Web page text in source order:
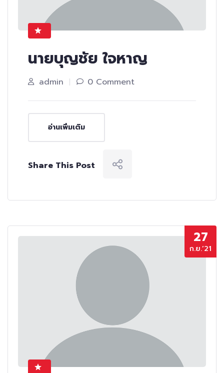
นายบุญชัย ใจหาญ
admin 0 Comment
อ่านเพิ่มเติม
Share This Post
27
ก.ย.’21